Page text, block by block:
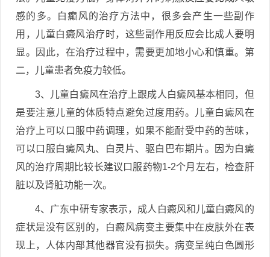
感的多。白癫风的治疗方法中，很多会产生一些副作
用，儿童白癜风治疗时，这些副作用反应会比成人要明
显。因此，在治疗过程中，需要更加地小心和慎重。第
二，儿童患者免疫力较低。
3、儿童白癜风在治疗上跟成人白癜风基本相同，但
是要注意儿童的体质特点避免过度用药。儿童白癜风在
治疗上可以口服中药调理，如果不能耐受中药的苦味，
可以口服白癜风丸、白灵片、驱白巴布期片。因为白癜
风的治疗周期比较长建议口服药物1-2个月左右，检查肝
脏以及肾脏功能一次。
4、广东中研专家表示，成人白癜风和儿童白癜风的
症状是没有区别的，白癜风病变主要集中在皮肤外在表
现上，人体内部其他器官没有损失。病变呈纯白色圆形